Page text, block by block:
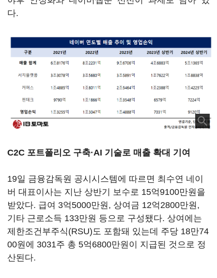
다.
C2C 포트폴리오 구축·AI 기술로 매출 확대 기여
19일 금융감독원 공시시스템에 따르면 최수연 네이
버 대표이사는 지난 상반기 보수로 15억9100만원을
받았다. 급여 3억5000만원, 상여금 12억2800만원,
기타 근로소득 133만원 등으로 구성됐다. 상여에는
제한조건부주식(RSU)도 포함돼 있는데 주당 18만74
00원에 3031주 총 5억6800만원이 지급된 것으로 정
산된다.